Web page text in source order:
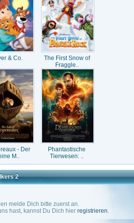
& Co.
The First Snow of
Fraggle..
- Der
M..
Phantastische
Tierwesen: ..
2
melde Dich bitte zuerst an.
hast, kannst Du Dich hier registrieren.